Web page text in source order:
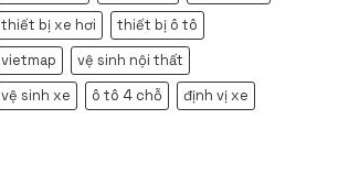
thiết bị xe hơi
thiết bị ô tô
vietmap
vệ sinh nội thất
vệ sinh xe
ô tô 4 chỗ định vị xe